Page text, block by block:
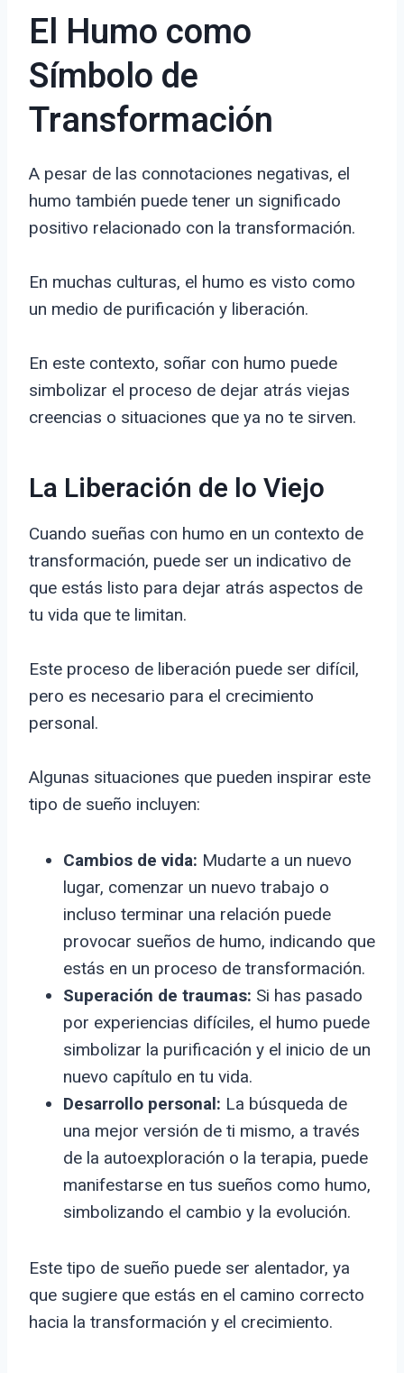
El Humo como
Símbolo de
Transformación
A pesar de las connotaciones negativas, el
humo también puede tener un significado
positivo relacionado con la transformación.
En muchas culturas, el humo es visto como
un medio de purificación y liberación.
En este contexto, soñar con humo puede
simbolizar el proceso de dejar atrás viejas
creencias o situaciones que ya no te sirven.
La Liberación de lo Viejo
Cuando sueñas con humo en un contexto de
transformación, puede ser un indicativo de
que estás listo para dejar atrás aspectos de
tu vida que te limitan.
Este proceso de liberación puede ser difícil,
pero es necesario para el crecimiento
personal.
Algunas situaciones que pueden inspirar este
tipo de sueño incluyen:
Cambios de vida: Mudarte a un nuevo
lugar, comenzar un nuevo trabajo o
incluso terminar una relación puede
provocar sueños de humo, indicando que
estás en un proceso de transformación.
Superación de traumas: Si has pasado
por experiencias difíciles, el humo puede
simbolizar la purificación y el inicio de un
nuevo capítulo en tu vida.
Desarrollo personal: La búsqueda de
una mejor versión de ti mismo, a través
de la autoexploración o la terapia, puede
manifestarse en tus sueños como humo,
simbolizando el cambio y la evolución.
Este tipo de sueño puede ser alentador, ya
que sugiere que estás en el camino correcto
hacia la transformación y el crecimiento.